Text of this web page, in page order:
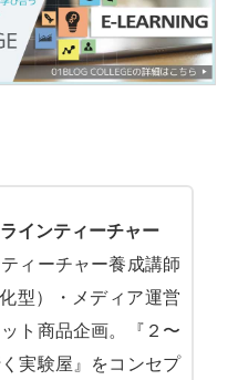
インティーチャー
ィーチャー養成講師
型）・メディア運営
ト商品企画。『２〜
実験屋』をコンセプ